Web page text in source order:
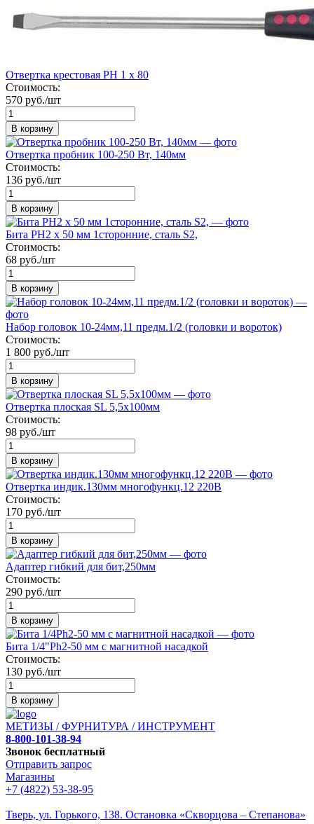
Отвертка крестовая PH 1 x 80
Стоимость:
570 руб./шт
В корзину
Отвертка пробник 100-250 Вт, 140мм
Стоимость:
136 руб./шт
В корзину
Бита РН2 х 50 мм 1сторонние, сталь S2,
Стоимость:
68 руб./шт
В корзину
Набор головок 10-24мм,11 предм.1/2 (головки и вороток)
Стоимость:
1 800 руб./шт
В корзину
Отвертка плоская SL 5,5х100мм
Стоимость:
98 руб./шт
В корзину
Отвертка индик.130мм многофункц.12 220В
Стоимость:
170 руб./шт
В корзину
Адаптер гибкий для бит,250мм
Стоимость:
290 руб./шт
В корзину
Бита 1/4"Ph2-50 мм с магнитной насадкой
Стоимость:
130 руб./шт
В корзину
МЕТИЗЫ / ФУРНИТУРА / ИНСТРУМЕНТ
8-800-101-38-94
Звонок бесплатный
Отправить запрос
Магазины
+7 (4822) 53-38-95
Тверь, ул. Горького, 138. Остановка «Скворцова – Степанова»